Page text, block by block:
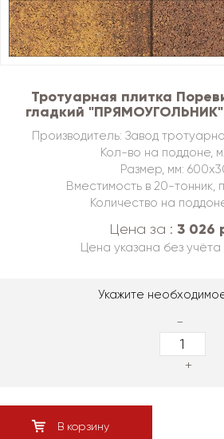
Тротуарная плитка
гладкий
Производитель: Завод
Кол-во на поддоне,
Размер, мм:
Вместимость в 20-тонник,
Количество на
Цена за : 3 026
Цена указана без учёта
Укажите
-
+
В корзину